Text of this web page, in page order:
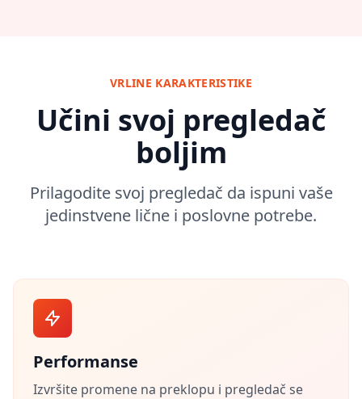
VRLINE KARAKTERISTIKE
Učini svoj pregledač
boljim
Prilagodite svoj pregledač da ispuni vaše
jedinstvene lične i poslovne potrebe.
Performanse
Izvršite promene na preklopu i pregledač se